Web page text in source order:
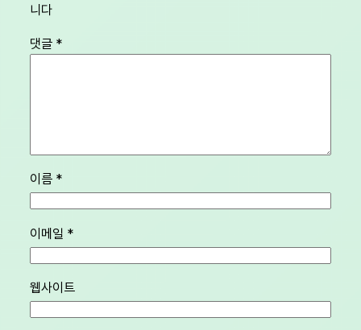
니다
댓글 *
이름 *
이메일 *
웹사이트